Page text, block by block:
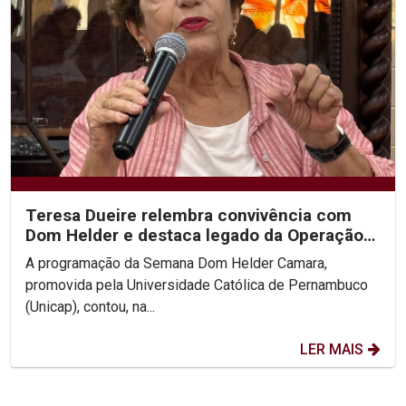
Teresa Dueire relembra convivência com
Dom Helder e destaca legado da Operação
Esperança na...
A programação da Semana Dom Helder Camara,
promovida pela Universidade Católica de Pernambuco
(Unicap), contou, na...
LER MAIS